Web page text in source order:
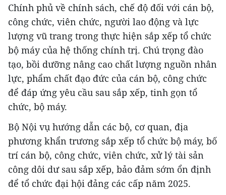
Chính phủ về chính sách, chế độ đối với cán bộ,
công chức, viên chức, người lao động và lực
lượng vũ trang trong thực hiện sắp xếp tổ chức
bộ máy của hệ thống chính trị. Chú trọng đào
tạo, bồi dưỡng nâng cao chất lượng nguồn nhân
lực, phẩm chất đạo đức của cán bộ, công chức
để đáp ứng yêu cầu sau sắp xếp, tinh gọn tổ
chức, bộ máy.
Bộ Nội vụ hướng dẫn các bộ, cơ quan, địa
phương khẩn trương sắp xếp tổ chức bộ máy, bố
trí cán bộ, công chức, viên chức, xử lý tài sản
công dôi dư sau sắp xếp, bảo đảm sớm ổn định
để tổ chức đại hội đảng các cấp năm 2025.